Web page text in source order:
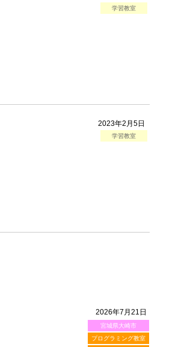
学習教室
2023年2月5日
学習教室
2026年7月21日
宮城県大崎市
プログラミング教室